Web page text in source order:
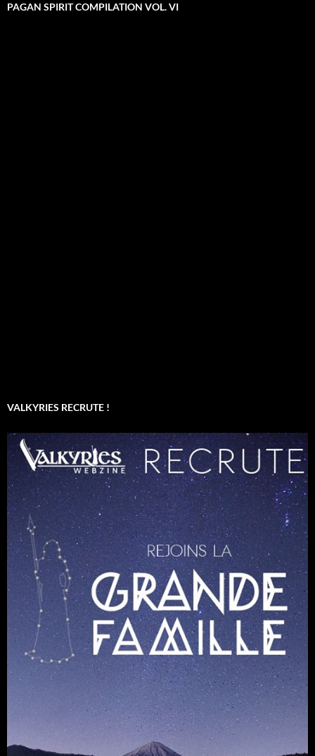
PAGAN SPIRIT COMPILATION VOL. VI
VALKYRIES RECRUTE !